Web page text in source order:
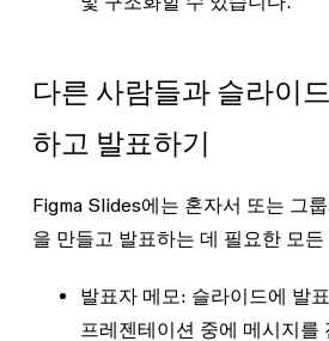
다른 사람들과 슬라이
하고 발표하기
Figma Slides에는 혼자서 또는 그
을 만들고 발표하는 데 필요한 모
발표자 메모: 슬라이드에 발
프레젠테이션 중에 메시지를